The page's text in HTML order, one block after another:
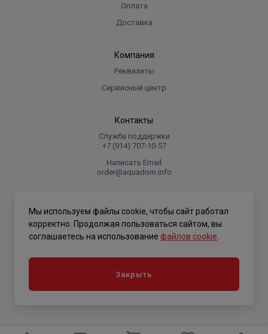
Оплата
Доставка
Компания
Реквизиты
Сервисный центр
Контакты
Служба поддержки
+7 (914) 707‑10‑57
Написать Email
order@aquadom.info
.
Мы используем файлы cookie, чтобы сайт работал
корректно. Продолжая пользоваться сайтом, вы
соглашаетесь на использование файлов cookie
Закрыть